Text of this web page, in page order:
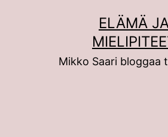
ELÄMÄ JA
Mikko Saari bloggaa